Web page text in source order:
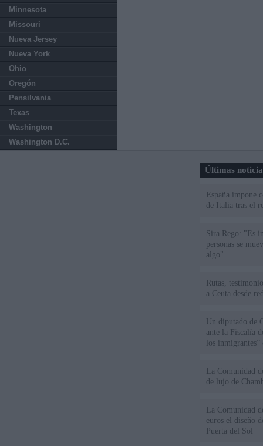
Minnesota
Missouri
Nueva Jersey
Nueva York
Ohio
Oregón
Pensilvania
Texas
Washington
Washington D.C.
Últimas
España impone
de Italia tras el
Sira Rego: "Es
personas se
algo"
Rutas,
a Ceuta desde
Un diputado de
ante la Fiscalía
los inmigrantes”
La Comunidad
de lujo de
La Comunidad
euros el diseño
Puerta del Sol